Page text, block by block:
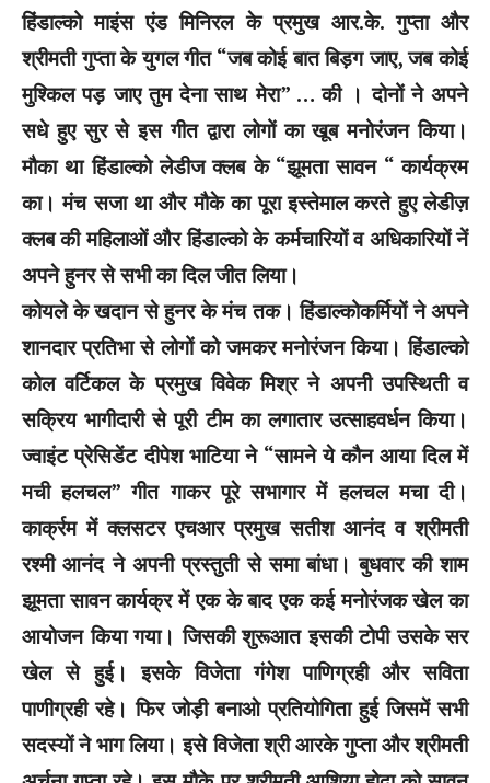
हिंडाल्को माइंस एंड मिनिरल के प्रमुख आर.के. गुप्ता और
श्रीमती गुप्ता के युगल गीत “जब कोई बात बिड़ग जाए, जब कोई
मुश्किल पड़ जाए तुम देना साथ मेरा” … की । दोनों ने अपने
सधे हुए सुर से इस गीत द्वारा लोगों का खूब मनोरंजन किया।
मौका था हिंडाल्को लेडीज क्लब के “झूमता सावन “ कार्यक्रम
का। मंच सजा था और मौके का पूरा इस्तेमाल करते हुए लेडीज़
क्लब की महिलाओं और हिंडाल्को के कर्मचारियों व अधिकारियों नें
अपने हुनर से सभी का दिल जीत लिया।
कोयले के खदान से हुनर के मंच तक। हिंडाल्कोकर्मियों ने अपने
शानदार प्रतिभा से लोगों को जमकर मनोरंजन किया। हिंडाल्को
कोल वर्टिकल के प्रमुख विवेक मिश्र ने अपनी उपस्थिती व
सक्रिय भागीदारी से पूरी टीम का लगातार उत्साहवर्धन किया।
ज्वाइंट प्रेसिडेंट दीपेश भाटिया ने “सामने ये कौन आया दिल में
मची हलचल” गीत गाकर पूरे सभागार में हलचल मचा दी।
कार्क्रम में क्लसटर एचआर प्रमुख सतीश आनंद व श्रीमती
रश्मी आनंद ने अपनी प्रस्तुती से समा बांधा। बुधवार की शाम
झूमता सावन कार्यक्र में एक के बाद एक कई मनोरंजक खेल का
आयोजन किया गया। जिसकी शुरूआत इसकी टोपी उसके सर
खेल से हुई। इसके विजेता गंगेश पाणिग्रही और सविता
पाणीग्रही रहे। फिर जोड़ी बनाओ प्रतियोगिता हुई जिसमें सभी
सदस्यों ने भाग लिया। इसे विजेता श्री आरके गुप्ता और श्रीमती